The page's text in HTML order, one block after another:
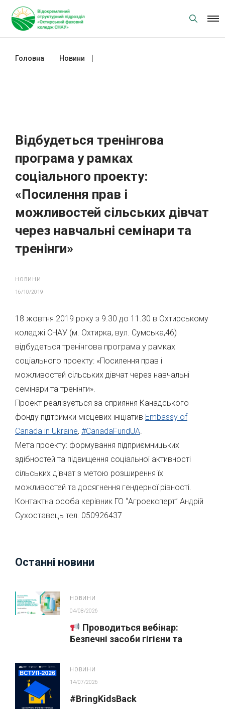
content
Головна Новини
Відбудеться тренінгова
програма у рамках
соціального проекту:
«Посилення прав і
можливостей сільських дівчат
через навчальні семінари та
тренінги»
НОВИНИ
16/10/2019
18 жовтня 2019 року з 9.30 до 11.30 в Охтирському
коледжі СНАУ (м. Охтирка, вул. Сумська,46)
відбудеться тренінгова програма у рамках
соціального проекту: «Посилення прав і
можливостей сільських дівчат через навчальні
семінари та тренінги».
Проект реалізується за сприяння Канадського
фонду підтримки місцевих ініціатив Embassy of
Canada in Ukraine, #CanadaFundUA.
Мета проекту: формування підприємницьких
здібностей та підвищення соціальної активності
сільських дівчат з метою розширення їх
можливостей та досягнення гендерної рівності.
Контактна особа керівник ГО “Агроексперт” Андрій
Сухоставець тел. 050926437
Останні новини
НОВИНИ
04/08/2026
Проводиться вебінар:
Безпечні засоби гігієни та
НОВИНИ
14/07/2026
#BringKidsBack